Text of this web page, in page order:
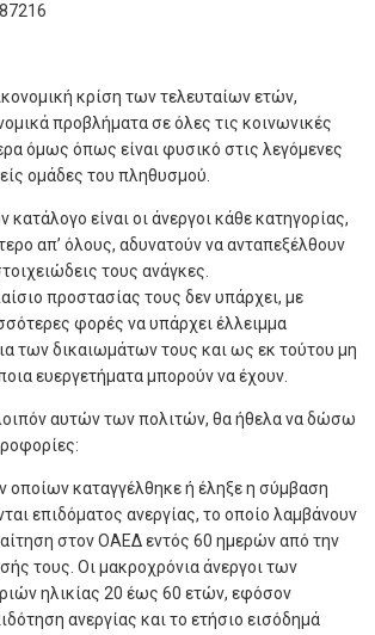
κρίση των τελευταίων ετών,
προβλήματα σε όλες τις κοινωνικές
όμως όπως είναι φυσικό στις λεγόμενες
ομάδες του πληθυσμού.
κατάλογο είναι οι άνεργοι κάθε κατηγορίας,
απ’ όλους, αδυνατούν να ανταπεξέλθουν
τους ανάγκες.
προστασίας τους δεν υπάρχει, με
φορές να υπάρχει έλλειμμα
των δικαιωμάτων τους και ως εκ τούτου μη
ευεργετήματα μπορούν να έχουν.
αυτών των πολιτών, θα ήθελα να δώσω
οποίων καταγγέλθηκε ή έληξε η σύμβαση
επιδόματος ανεργίας, το οποίο λαμβάνουν
στον ΟΑΕΔ εντός 60 ημερών από την
τους. Οι μακροχρόνια άνεργοι των
ηλικίας 20 έως 60 ετών, εφόσον
ανεργίας και το ετήσιο εισόδημά